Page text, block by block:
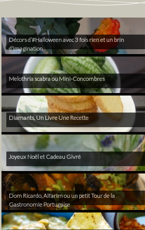
Décors d’#Halloween avec 3 fois rien et un brin
d’imagination
Melothria scabra ou Mini-Concombres
Diamants, Un Livre Une Recette
Joyeux Noël et Cadeau Givré
Dom Ricardo, Alfarim ou un petit Tour de la
Gastronomie Portugaise